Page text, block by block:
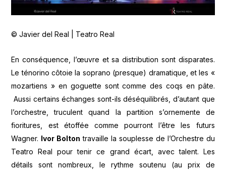
© Javier del Real | Teatro Real
En conséquence, l’œuvre et sa distribution sont disparates.
Le ténorino côtoie la soprano (presque) dramatique, et les «
mozartiens » en goguette sont comme des coqs en pâte.
Aussi certains échanges sont-ils déséquilibrés, d’autant que
l’orchestre, truculent quand la partition s’ornemente de
fioritures, est étoffée comme pourront l’être les futurs
Wagner. Ivor Bolton travaille la souplesse de l’Orchestre du
Teatro Real pour tenir ce grand écart, avec talent. Les
détails sont nombreux, le rythme soutenu (au prix de